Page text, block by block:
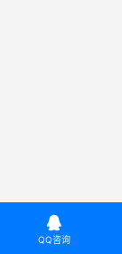

QQ咨询